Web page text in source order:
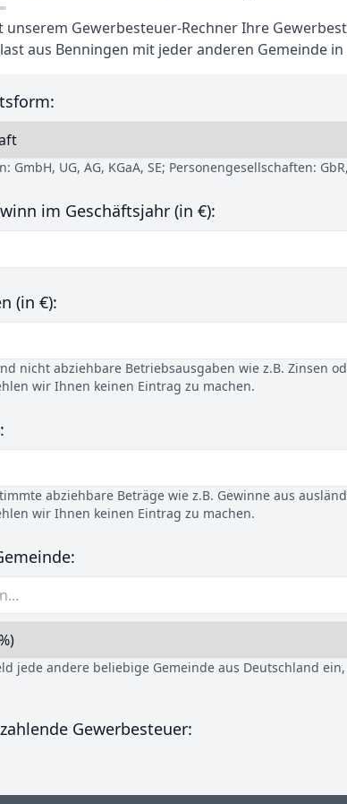
unserem Gewerbesteuer-Rechner Ihre
aus Benningen mit jeder anderen Gemeinde
GmbH, UG, AG, KGaA, SE; Personengesellschaften:
im Geschäftsjahr (in €):
(in €):
nicht abziehbare Betriebsausgaben wie z.B. Zinsen
wir Ihnen keinen Eintrag zu machen.
abziehbare Beträge wie z.B. Gewinne aus
wir Ihnen keinen Eintrag zu machen.
jede andere beliebige Gemeinde aus Deutschland
Gewerbesteuer: